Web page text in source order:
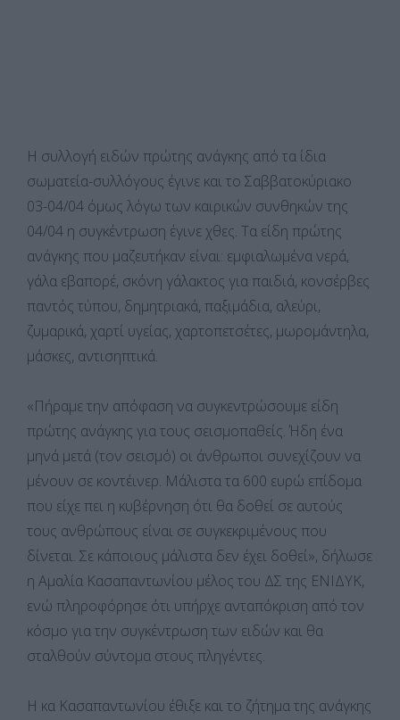
Η συλλογή ειδών πρώτης ανάγκης από τα ίδια
σωματεία-συλλόγους έγινε και το Σαββατοκύριακο
03-04/04 όμως λόγω των καιρικών συνθηκών της
04/04 η συγκέντρωση έγινε χθες. Τα είδη πρώτης
ανάγκης που μαζευτήκαν είναι: εμφιαλωμένα νερά,
γάλα εβαπορέ, σκόνη γάλακτος για παιδιά, κονσέρβες
παντός τύπου, δημητριακά, παξιμάδια, αλεύρι,
ζυμαρικά, χαρτί υγείας, χαρτοπετσέτες, μωρομάντηλα,
μάσκες, αντισηπτικά.
«Πήραμε την απόφαση να συγκεντρώσουμε είδη
πρώτης ανάγκης για τους σεισμοπαθείς. Ήδη ένα
μηνά μετά (τον σεισμό) οι άνθρωποι συνεχίζουν να
μένουν σε κοντέινερ. Μάλιστα τα 600 ευρώ επίδομα
που είχε πει η κυβέρνηση ότι θα δοθεί σε αυτούς
τους ανθρώπους είναι σε συγκεκριμένους που
δίνεται. Σε κάποιους μάλιστα δεν έχει δοθεί», δήλωσε
η Αμαλία Κασαπαντωνίου μέλος του ΔΣ της ΕΝΙΔΥΚ,
ενώ πληροφόρησε ότι υπήρχε ανταπόκριση από τον
κόσμο για την συγκέντρωση των ειδών και θα
σταλθούν σύντομα στους πληγέντες.
Η κα Κασαπαντωνίου έθιξε και το ζήτημα της ανάγκης